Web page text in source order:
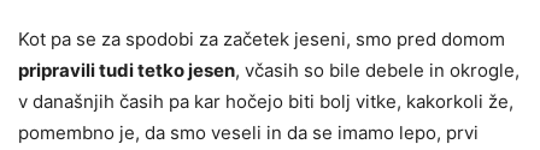
Kot pa se za spodobi za začetek jeseni, smo pred domom
pripravili tudi tetko jesen, včasih so bile debele in okrogle,
v današnjih časih pa kar hočejo biti bolj vitke, kakorkoli že,
pomembno je, da smo veseli in da se imamo lepo, prvi